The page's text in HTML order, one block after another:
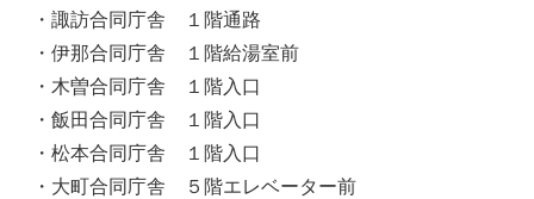
・諏訪合同庁舎 １階通路
・伊那合同庁舎 １階給湯室前
・木曽合同庁舎 １階入口
・飯田合同庁舎 １階入口
・松本合同庁舎 １階入口
・大町合同庁舎 ５階エレベーター前